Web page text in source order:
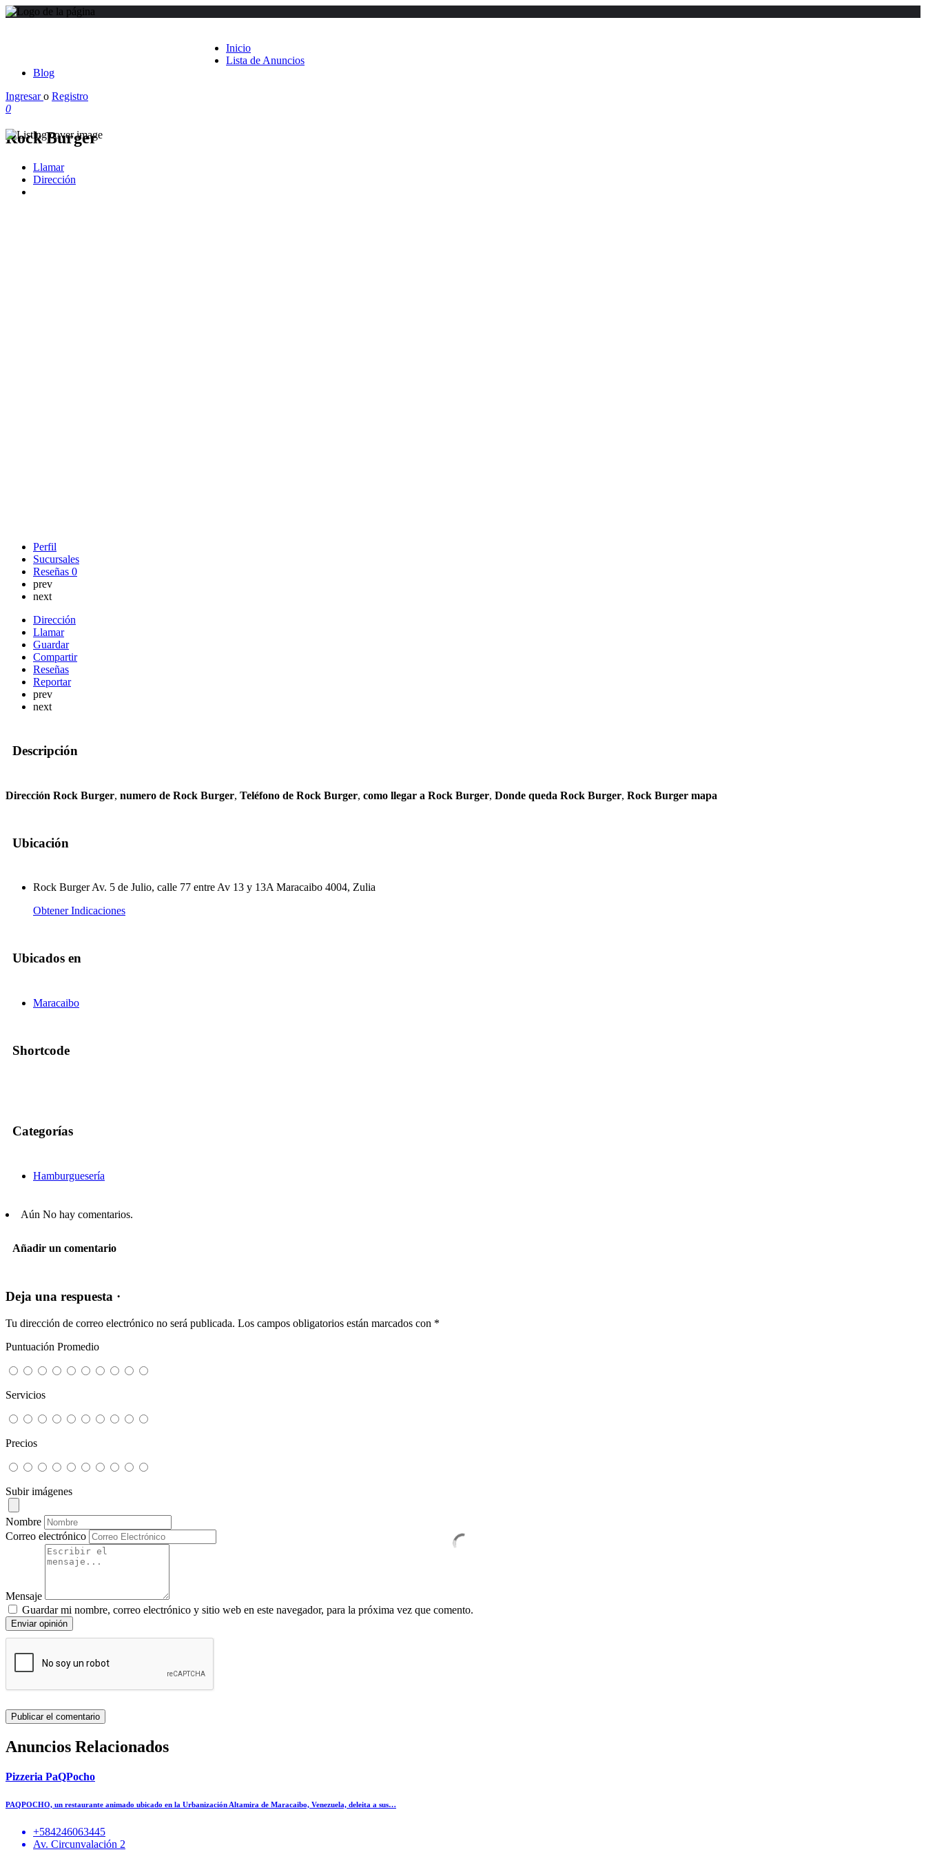
Inicio
Lista de Anuncios
Blog
Ingresaro Registro
0
Rock Burger
Llamar
Dirección
Perfil
Sucursales
Reseñas 0
prev
next
Dirección
Llamar
Guardar
Compartir
Reseñas
Reportar
prev
next
Descripción
Dirección Rock Burger, numero de Rock Burger, Teléfono de Rock Burger, como llegar a Rock Burger, Donde queda Rock Burger, Rock Burger mapa
Ubicación
Rock Burger Av. 5 de Julio, calle 77 entre Av 13 y 13A Maracaibo 4004, Zulia
Obtener Indicaciones
Ubicados en
Maracaibo
Shortcode
Categorías
Hamburguesería
Aún No hay comentarios.
Añadir un comentario
Deja una respuesta ·
Tu dirección de correo electrónico no será publicada. Los campos obligatorios están marcados con *
Puntuación Promedio
Servicios
Precios
Subir imágenes
Nombre
Correo electrónico
Mensaje
Guardar mi nombre, correo electrónico y sitio web en este navegador, para la próxima vez que comento.
Enviar opinión
Anuncios Relacionados
Pizzeria PaQPocho
PAQPOCHO, un restaurante animado ubicado en la Urbanización Altamira de Maracaibo, Venezuela, deleita a sus…
+584246063445
Av. Circunvalación 2